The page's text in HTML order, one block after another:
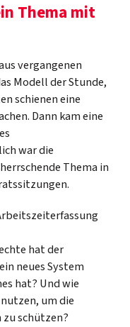
Thema mit
vergangenen
Modell der Stunde,
schienen eine
Dann kam eine
war die
Thema in
hat der
neues System
hat? Und wie
um die
schützen?